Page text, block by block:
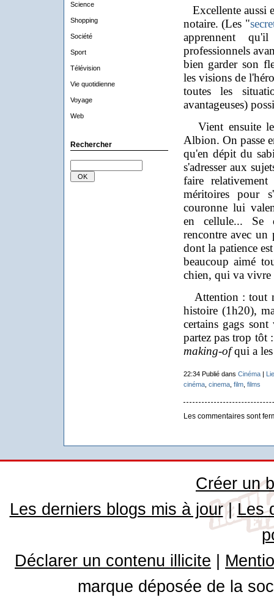
Science
Shopping
Société
Sport
Télévision
Vie quotidienne
Voyage
Web
Rechercher
Excellente aussi
notaire. (Les "
apprennent
professionnels
bien garder son
les visions de
toutes les
avantageuses)
Vient ensuite le
Albion. On passe
qu'en dépit du
s'adresser aux
faire
méritoires pour
couronne lui
en cellule... Se
rencontre avec un
dont la patience
beaucoup aimé
chien, qui va vivre
Attention : tout
histoire (1h20),
certains gags
partez pas trop tôt
making-ofqui a les
22:34 Publié dans Cinéma|
cinéma, cinema, film, films
Les commentaires sont
Créer un
Les derniers blogs mis à jour| Les
Déclarer un contenu illicite
marque déposée de la